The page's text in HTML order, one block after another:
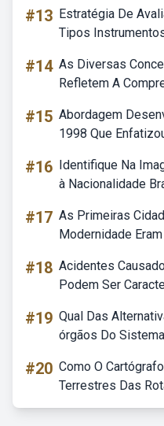
#13 Estratégia De
Tipos
#14 As Diversas
Refletem A
#15 Abordagem
1998 Que
#16 Identifique Na
à Nacionalidade
#17 As Primeiras
Modernidade
#18 Acidentes
Podem Ser
#19 Qual Das
órgãos Do
#20 Como O
Terrestres Das